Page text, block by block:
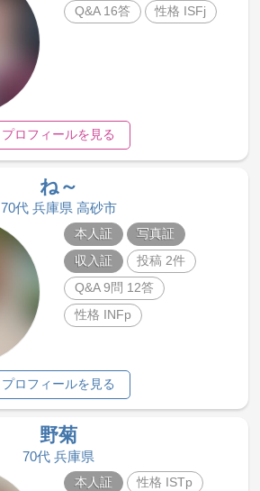
Q&A 16答
性格 ISFj
プロフィールを見る
ね～
70代 兵庫県 高砂市
本人証
写真証
収入証
投稿 2件
Q&A 9問 12答
性格 INFp
プロフィールを見る
野菊
70代 兵庫県
本人証 性格 ISTp